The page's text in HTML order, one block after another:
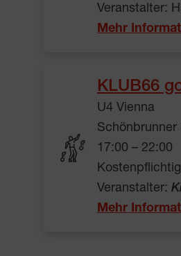
Veranstalter:
Mehr
KLUB66
U4 Vienna
Schönbrunner
17:00 – 22:00
Veranstalter:
Mehr